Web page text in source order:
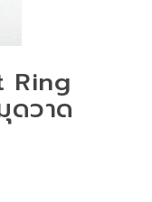
Ring
ดวาด